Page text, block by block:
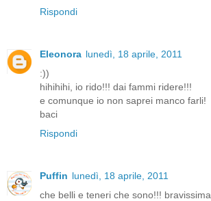
Rispondi
Eleonora lunedì, 18 aprile, 2011
:))
hihihihi, io rido!!! dai fammi ridere!!!
e comunque io non saprei manco farli!
baci
Rispondi
Puffin lunedì, 18 aprile, 2011
che belli e teneri che sono!!! bravissima